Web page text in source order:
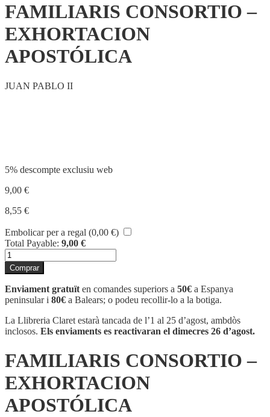
FAMILIARIS CONSORTIO –
EXHORTACION
APOSTÓLICA
JUAN PABLO II
5% descompte exclusiu web
9,00 €
8,55 €
Embolicar per a regal (0,00 €)
Total Payable: 9,00 €
quantitat
de
FAMILIARIS
CONSORTIO
-
EXHORTACION
APOSTÓLICA
Comprar
Enviament gratuït en comandes superiors a 50€ a Espanya
peninsular i 80€ a Balears; o podeu recollir-lo a la botiga.
La Llibreria Claret estarà tancada de l’1 al 25 d’agost, ambdòs
inclosos. Els enviaments es reactivaran el dimecres 26 d’agost.
FAMILIARIS CONSORTIO –
EXHORTACION
APOSTÓLICA